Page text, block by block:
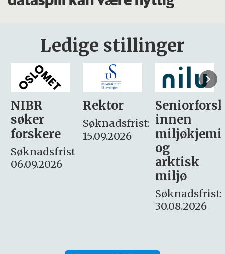
Ledige stillinger
Rektor
Søknadsfrist:
15.09.2026
Seniorforsker
innen
miljøkjemi
søker
– fast
Søknadsfrist:
16. august.